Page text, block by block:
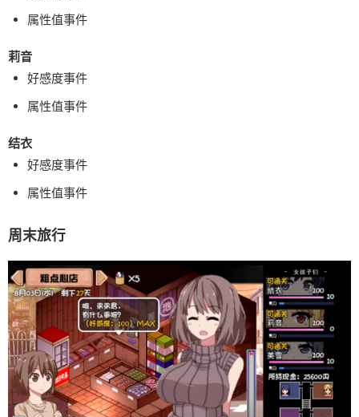
属性值事件
莉音
好感度事件
属性值事件
结衣
好感度事件
属性值事件
周末旅行